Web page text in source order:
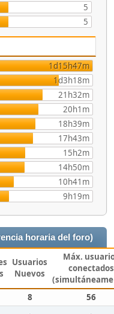
5
5
1d15h47m
1d3h18m
21h32m
20h1m
18h39m
17h43m
15h2m
14h50m
10h41m
9h19m
horaria del foro)
Usuarios
Nuevos
Máx.
conectados
8
56